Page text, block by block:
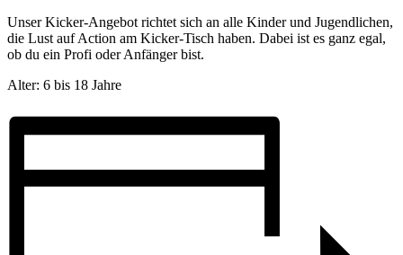
Unser Kicker-Angebot richtet sich an alle Kinder und Jugendlichen,
die Lust auf Action am Kicker-Tisch haben. Dabei ist es ganz egal,
ob du ein Profi oder Anfänger bist.
Alter: 6 bis 18 Jahre